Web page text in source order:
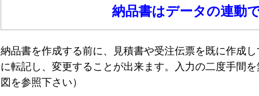
納品書はデータの連動
納品書を作成する前に、見積書や受注伝票を既に作成
に転記し、変更することが出来ます。入力の二度手間
図を参照下さい）